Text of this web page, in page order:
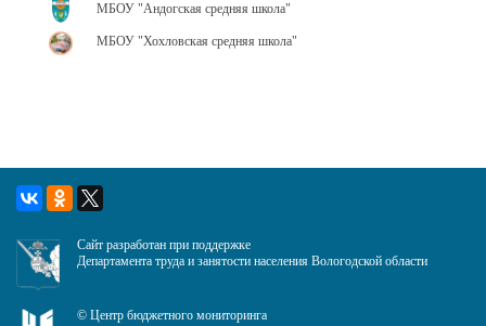
МБОУ "Андогская средняя школа"
МБОУ "Хохловская средняя школа"
Сайт разработан при поддержке
Департамента труда и занятости населения Вологодской области
© Центр бюджетного мониторинга